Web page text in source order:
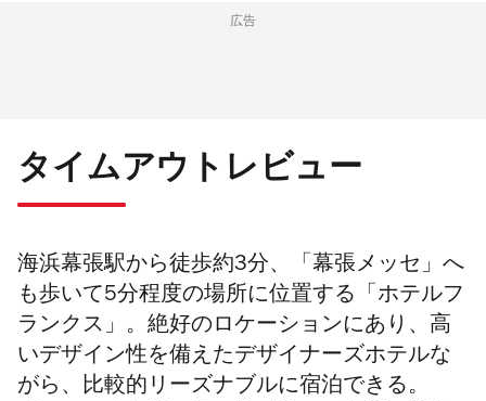
広告
タイムアウトレビュー
海浜幕張駅から徒歩約3分、「幕張メッセ」へ
も歩いて5分程度の場所に位置する「ホテルフ
ランクス」。絶好のロケーションにあり、高
いデザイン性を備えたデザイナーズホテルな
がら、比較的リーズナブルに宿泊できる。